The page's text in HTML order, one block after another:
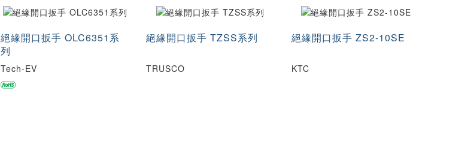
絕緣開口扳手 OLC6351系
列
Tech-EV
絕緣開口扳手 TZSS系列
TRUSCO
絕緣開口扳手 ZS2-10SE
KTC